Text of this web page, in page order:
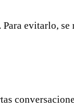
Para evitarlo,